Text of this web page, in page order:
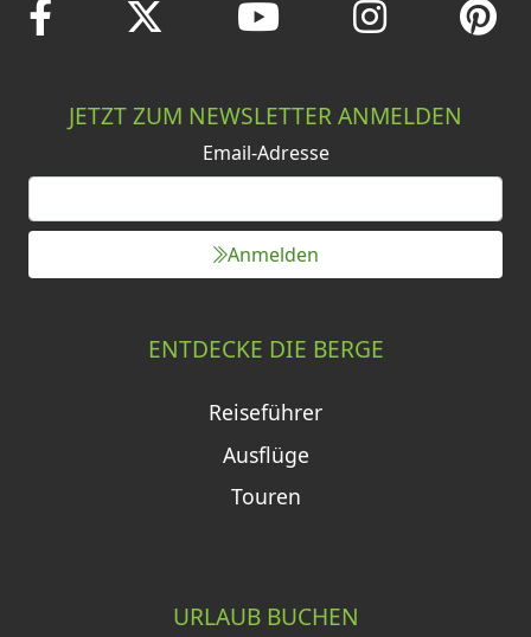
JETZT ZUM NEWSLETTER ANMELDEN
Email-Adresse
Anmelden
ENTDECKE DIE BERGE
Reiseführer
Ausflüge
Touren
URLAUB BUCHEN